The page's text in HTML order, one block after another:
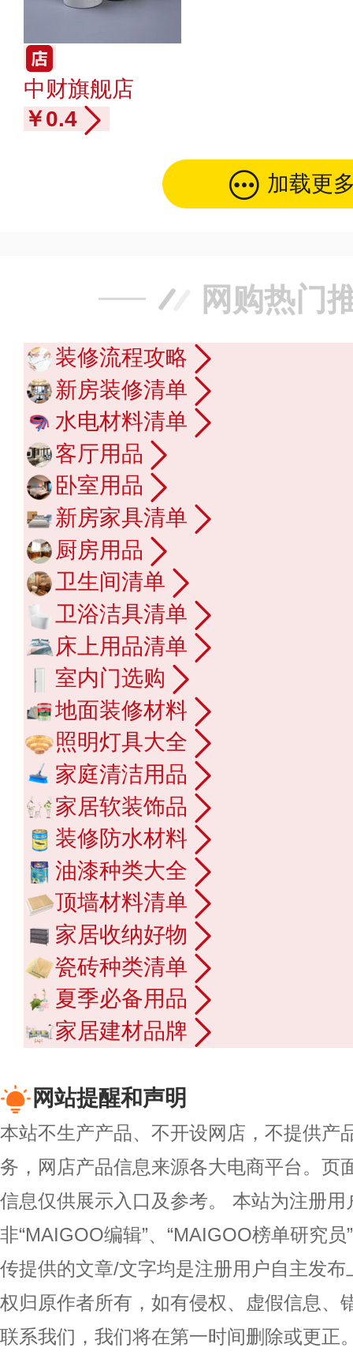
中财旗舰店
￥0.4
加载更
网购热门
装修流程攻略
新房装修清单
水电材料清单
客厅用品
卧室用品
新房家具清单
厨房用品
卫生间清单
卫浴洁具清单
床上用品清单
室内门选购
地面装修材料
照明灯具大全
家庭清洁用品
家居软装饰品
装修防水材料
油漆种类大全
顶墙材料清单
家居收纳好物
瓷砖种类清单
夏季必备用品
家居建材品牌
网站提醒和声明
本站不生产产品、不开设网店，不提供产
务，网店产品信息来源各大电商平台。页
信息仅供展示入口及参考。
本站为注册用
非“MAIGOO编辑”、“MAIGOO榜单研究
传提供的文章/文字均是注册用户自主发
权归原作者所有，如有侵权、虚假信息、
联系我们，我们将在第一时间删除或更正